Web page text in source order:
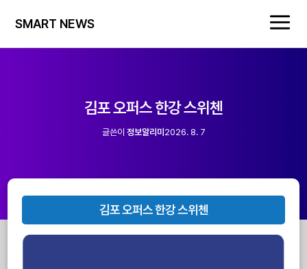
SMART NEWS
김포 오퍼스 한강 스위첸
글쓴이 정보알리미2026. 8. 7
김포 오퍼스 한강 스위첸